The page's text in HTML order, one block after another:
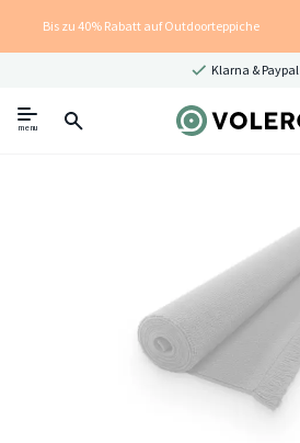
Bis zu 40% Rabatt auf Outdoorteppiche
Klarna & Paypal
menu